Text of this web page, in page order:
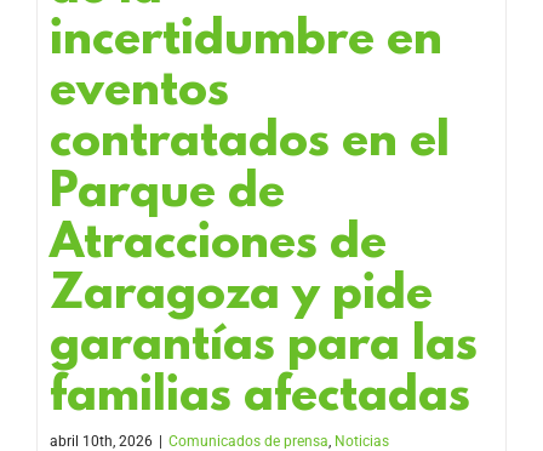
incertidumbre en
eventos
contratados en el
Parque de
Atracciones de
Zaragoza y pide
garantías para las
familias afectadas
abril 10th, 2026 | Comunicados de prensa Noticias